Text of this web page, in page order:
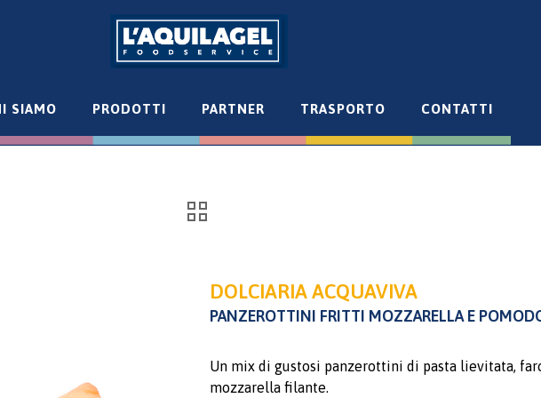
SIAMO PRODOTTI PARTNER TRASPORTO CONTATTI
DOLCIARIA ACQUAVIVA
PANZEROTTINI FRITTI MOZZARELLA E
Un mix di gustosi panzerottini di pasta lievitata,
mozzarella filante.